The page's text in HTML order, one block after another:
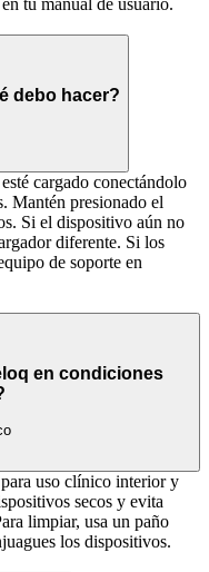
tu manual de usuario.
debo hacer?
cargado conectándolo
Mantén presionado el
Si el dispositivo aún no
diferente. Si los
de soporte en
en condiciones
uso clínico interior y
secos y evita
limpiar, usa un paño
los dispositivos.